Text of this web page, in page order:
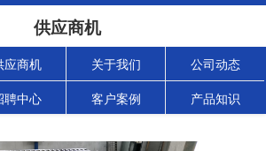
供应商机
应商机 关于我们 公司动态
聘中心 客户案例 产品知识